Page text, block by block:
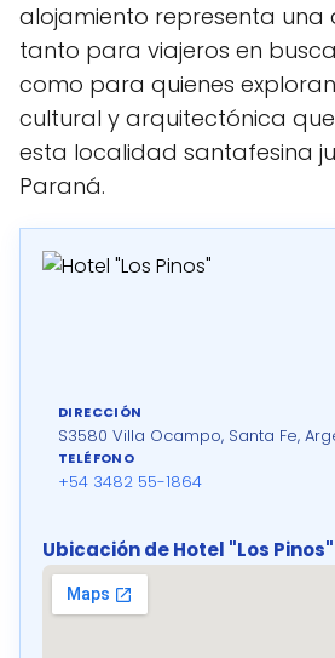
alojamiento representa una
tanto para viajeros en
como para quienes
cultural y arquitectónica
esta localidad santafesina
Paraná.
DIRECCIÓN
S3580 Villa Ocampo, Santa Fe,
TELÉFONO
+54 3482 55-1864
Ubicación de Hotel "Los Pinos"